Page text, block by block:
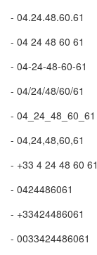
- 04.24.48.60.61
- 04 24 48 60 61
- 04-24-48-60-61
- 04/24/48/60/61
- 04_24_48_60_61
- 04,24,48,60,61
- +33 4 24 48 60 61
- 0424486061
- +33424486061
- 0033424486061